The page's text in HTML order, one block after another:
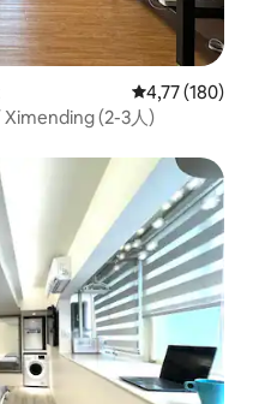
4,77 av 5 i
4,77 (180)
Ximending (2-3人)